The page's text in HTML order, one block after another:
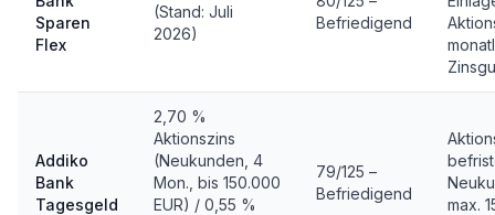
Sparen
Flex
(Stand: Juli
2026)
Befriedigend
Addiko
Bank
Tagesgeld
2,70 %
Aktionszins
(Neukunden, 4
Mon., bis 150.000
EUR) / 0,55 %
79/125 –
Befriedigend
max.